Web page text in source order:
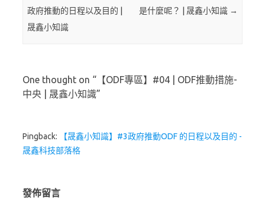
政府推動的日程以及目的 |
晟鑫小知識
是什麼呢？ | 晟鑫小知識 →
One thought on “ 【ODF專區】#04 | ODF推動措施-
中央 | 晟鑫小知識”
Pingback:
【晟鑫小知識】#3政府推動ODF 的日程以及目的 -
晟鑫科技部落格
發佈留言